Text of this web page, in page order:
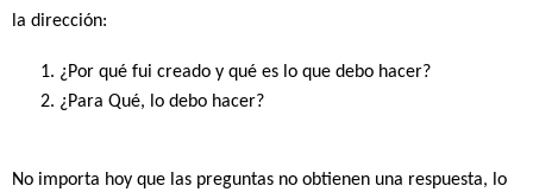
la dirección:
¿Por qué fui creado y qué es lo que debo hacer?
¿Para Qué, lo debo hacer?
No importa hoy que las preguntas no obtienen una respuesta, lo